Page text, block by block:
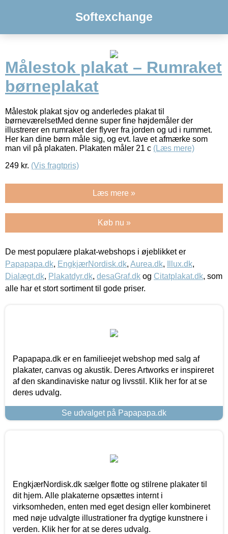
Softexchange
Målestok plakat – Rumraket
børneplakat
Målestok plakat sjov og anderledes plakat til
børneværelsetMed denne super fine højdemåler der
illustrerer en rumraket der flyver fra jorden og ud i rummet.
Her kan dine børn måle sig, og evt. lave et afmærke som
man vil på plakaten. Plakaten måler 21 c (Læs mere)
249 kr. (Vis fragtpris)
Læs mere »
Køb nu »
De mest populære plakat-webshops i øjeblikket er
Papapapa.dk, EngkjærNordisk.dk, Aurea.dk, Illux.dk,
Dialægt.dk, Plakatdyr.dk, desaGraf.dk og Citatplakat.dk, som
alle har et stort sortiment til gode priser.
Papapapa.dk er en familieejet webshop med salg af
plakater, canvas og akustik. Deres Artworks er inspireret
af den skandinaviske natur og livsstil. Klik her for at se
deres udvalg.
Se udvalget på Papapapa.dk
EngkjærNordisk.dk sælger flotte og stilrene plakater til
dit hjem. Alle plakaterne opsættes internt i
virksomheden, enten med eget design eller kombineret
med nøje udvalgte illustrationer fra dygtige kunstnere i
verden. Klik her for at se deres udvalg.